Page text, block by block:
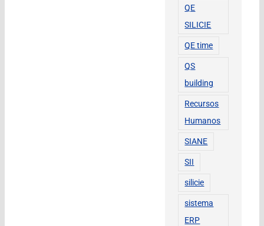
QE
SILICIE
QE time
QS
building
Recursos
Humanos
SIANE
SII
silicie
sistema
ERP